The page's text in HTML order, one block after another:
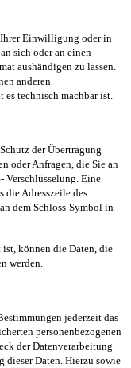
Ihrer Einwilligung oder in
sich oder an einen
aushändigen zu lassen.
anderen
technisch machbar ist.
der Übertragung
oder Anfragen, die Sie an
Verschlüsselung. Eine
die Adresszeile des
dem Schloss-Symbol in
können die Daten, die
werden.
jederzeit das
personenbezogenen
der Datenverarbeitung
dieser Daten. Hierzu sowie